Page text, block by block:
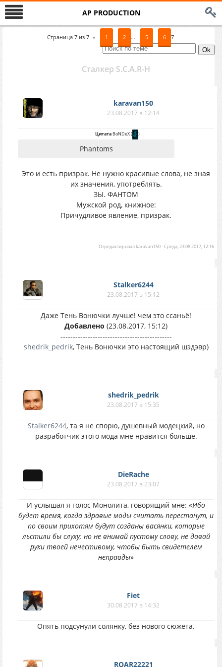
AP PRODUCTION
Страница 7из 7 « 1 2 … 5 6 7
Сталкер S.C.A.R-H
karavan150
23.08.2017 в 12:14
ЦитатаBoNDeX( )
Phantoms
Это и есть призрак. Не нужно красивые слова, не зная
их значения, употреблять.
ЗЫ. ФАНТО́М
Мужской род, книжное:
Причудливое явление, призрак.
Отредактировал karavan150-Среда, 23.08.2017, 12:16
Stalker6244
23.08.2017 в 15:12
Даже Тень Вонючки лучше! чем это ссаньё!
Добавлено (23.08.2017, 15:12)
---------------------------------------------
shedrik_pedrik, Тень Вонючки это настоящий шэдэвр)
shedrik_pedrik
23.08.2017 в 15:35
Stalker6244, та я не спорю, душевный модецкий, но
разработчик этого мода мне нравится больше.
DieRache
23.08.2017 в 23:07
И услышал я голос Монолита, говорящий мне: «Ибо
будет время, когда здравые моды считать перестанут, и
по своим прихотям будут созданы васянки, которые
льстили бы слуху; но не внимай пустому слову, не давай
руки твоей нечестивому, чтобы быть свидетелем
неправды»
Fiet
30.08.2017 в 14:32
Опять подсунули солянку, без нового сюжета.
ROAR22221